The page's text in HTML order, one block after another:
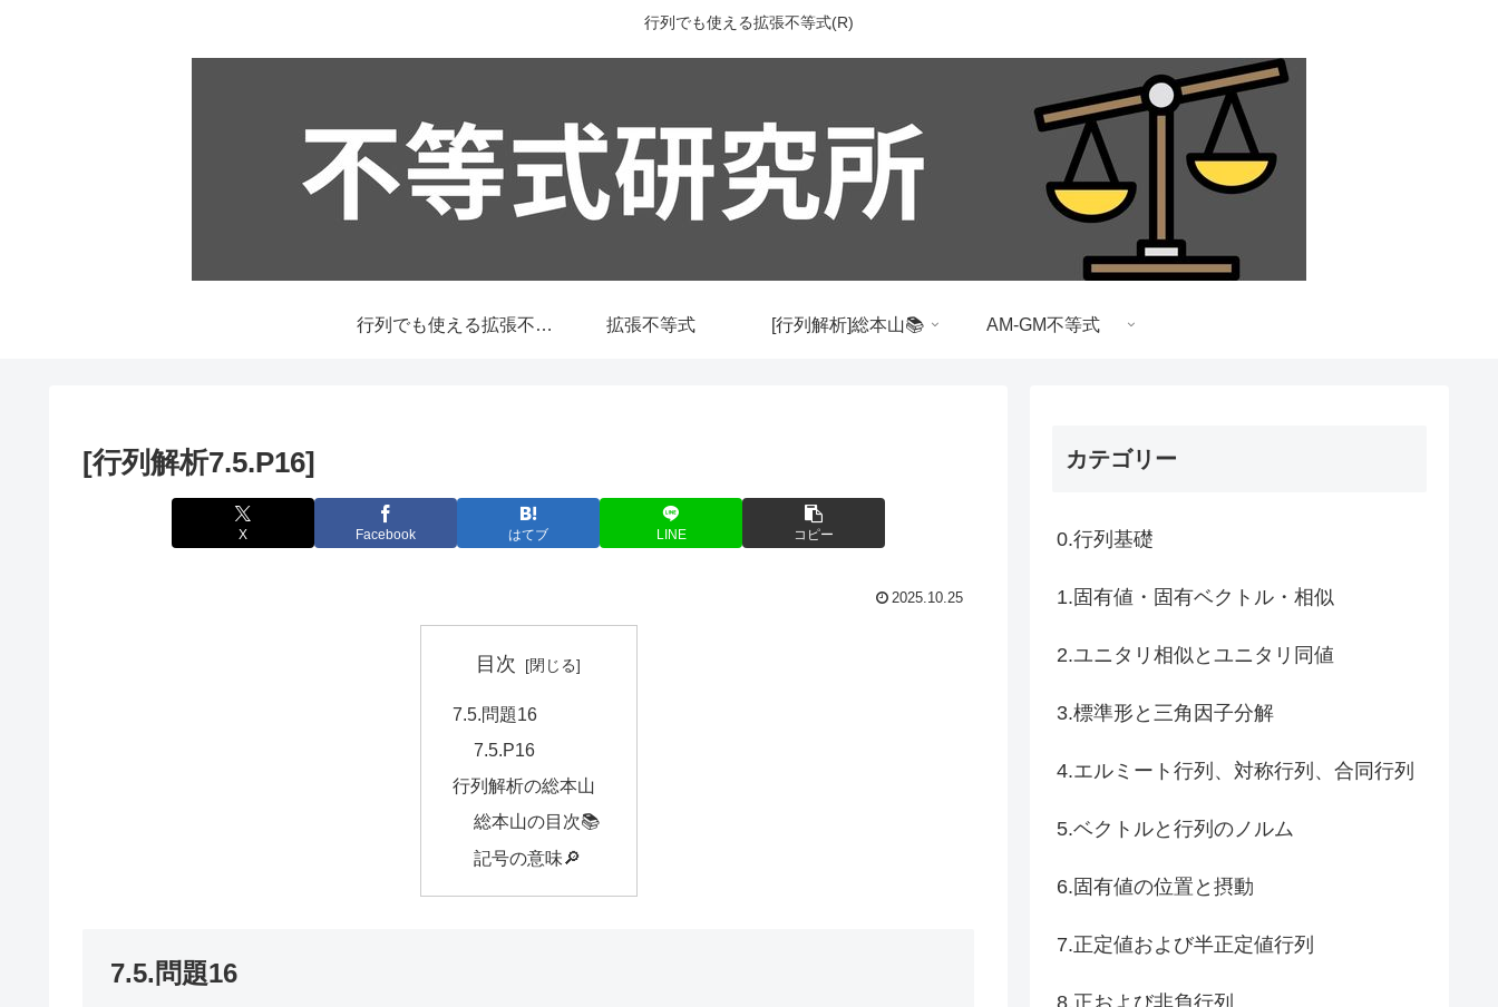
行列でも使える拡張不等式(R)
行列でも使える拡張不等式 拡張不等式 [行列解析]総本山📚 AM-GM不等式
[行列解析7.5.P16]
X Facebook はてブ LINE コピー
2025.10.25
目次
7.5.問題16
7.5.P16
行列解析の総本山
総本山の目次📚
記号の意味🔎
7.5.問題16
カテゴリー
0.行列基礎
1.固有値・固有ベクトル・相似
2.ユニタリ相似とユニタリ同値
3.標準形と三角因子分解
4.エルミート行列、対称行列、合同行列
5.ベクトルと行列のノルム
6.固有値の位置と摂動
7.正定値および半正定値行列
8.正および非負行列